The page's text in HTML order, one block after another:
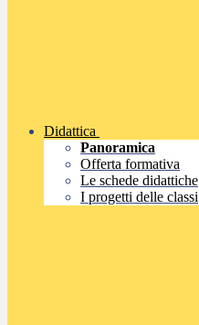
Didattica
Panoramica
Offerta formativa
Le schede didattiche
I progetti delle classi